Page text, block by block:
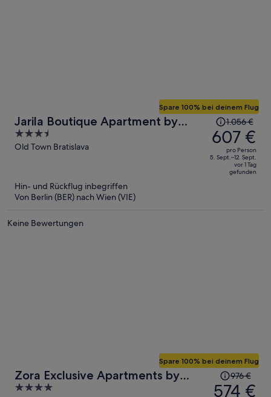
Jarila Boutique Apartment by
CHORS
3.5
out
Old Town Bratislava
Spare 100% bei deinem Flug
Der
Preis
betrug
1.056 €,
jetzt
1.056 €
607 €
pro Person
5. Sept.–12. Sept.
vor 1 Tag
gefunden
Hin- und Rückflug inbegriffen
Von Berlin (BER) nach Wien (VIE)
Keine Bewertungen
Zora Exclusive Apartments by
CHORS
4
Spare 100% bei deinem Flug
Der
Preis
976 €
574 €